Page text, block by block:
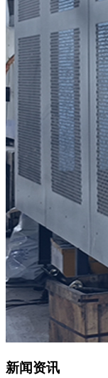
新闻资讯